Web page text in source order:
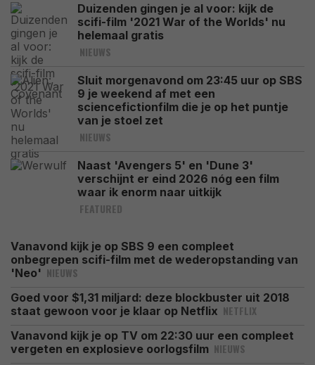
Duizenden gingen je al voor: kijk de
scifi-film '2021 War of the Worlds' nu
helemaal gratis
NIEUWS
Sluit morgenavond om 23:45 uur op SBS
9 je weekend af met een
sciencefictionfilm die je op het puntje
van je stoel zet
NIEUWS
Naast 'Avengers 5' en 'Dune 3'
verschijnt er eind 2026 nóg een film
waar ik enorm naar uitkijk
FEATURED
Vanavond kijk je op SBS 9 een compleet
onbegrepen scifi-film met de wederopstanding van
'Neo' NIEUWS
Goed voor $1,31 miljard: deze blockbuster uit 2018
staat gewoon voor je klaar op Netflix NETFLIX
Vanavond kijk je op TV om 22:30 uur een compleet
vergeten en explosieve oorlogsfilm NIEUWS